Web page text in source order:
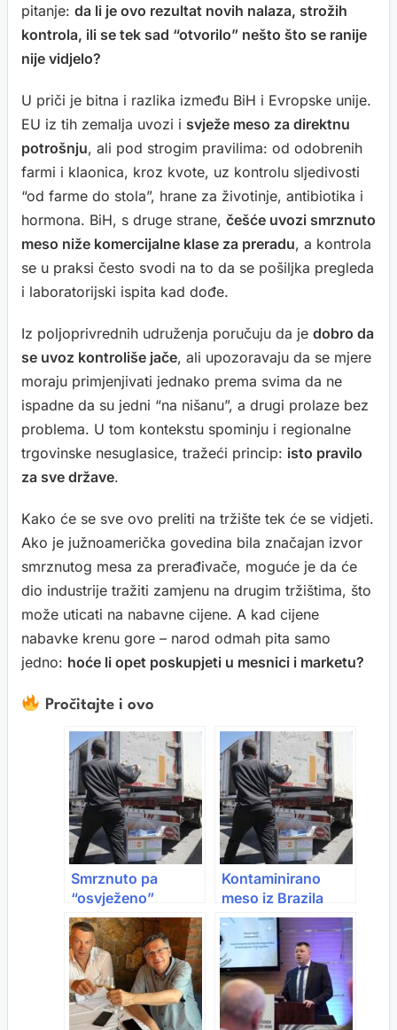
pitanje: da li je ovo rezultat novih nalaza, strožih
kontrola, ili se tek sad “otvorilo” nešto što se ranije
nije vidjelo?
U priči je bitna i razlika između BiH i Evropske unije.
EU iz tih zemalja uvozi i svježe meso za direktnu
potrošnju, ali pod strogim pravilima: od odobrenih
farmi i klaonica, kroz kvote, uz kontrolu sljedivosti
“od farme do stola”, hrane za životinje, antibiotika i
hormona. BiH, s druge strane, češće uvozi smrznuto
meso niže komercijalne klase za preradu, a kontrola
se u praksi često svodi na to da se pošiljka pregleda
i laboratorijski ispita kad dođe.
Iz poljoprivrednih udruženja poručuju da je dobro da
se uvoz kontroliše jače, ali upozoravaju da se mjere
moraju primjenjivati jednako prema svima da ne
ispadne da su jedni “na nišanu”, a drugi prolaze bez
problema. U tom kontekstu spominju i regionalne
trgovinske nesuglasice, tražeći princip: isto pravilo
za sve države.
Kako će se sve ovo preliti na tržište tek će se vidjeti.
Ako je južnoamerička govedina bila značajan izvor
smrznutog mesa za prerađivače, moguće je da će
dio industrije tražiti zamjenu na drugim tržištima, što
može uticati na nabavne cijene. A kad cijene
nabavke krenu gore – narod odmah pita samo
jedno: hoće li opet poskupjeti u mesnici i marketu?
Pročitajte i ovo
Smrznuto pa
“osvježeno”
aditivima:
Uzgajivači
upozoravaju na
kvalitet uvoznog
mesa
Kontaminirano
meso iz Brazila
stiglo u EU? Dio
već pojeden,
pronađen
zabranjeni hormon